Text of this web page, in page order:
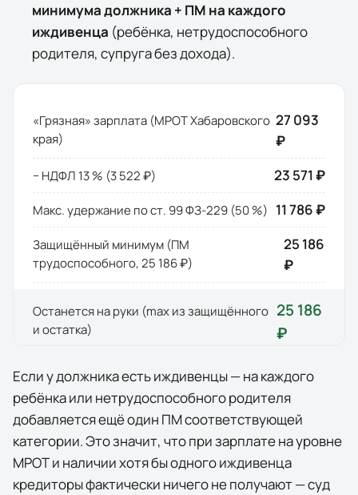
минимума должника + ПМ на каждого
иждивенца (ребёнка, нетрудоспособного
родителя, супруга без дохода).
«Грязная» зарплата (МРОТХабаровского
края)
27 093
₽
− НДФЛ 13 % (3 522 ₽) 23 571 ₽
Макс. удержание по ст. 99 ФЗ-229 (50 %) 11 786 ₽
Защищённый минимум (ПМ
трудоспособного,25 186 ₽)
25 186
₽
Останется на руки (max из защищённого
и остатка)
25 186
₽
Если у должника есть иждивенцы — на каждого
ребёнка или нетрудоспособного родителя
добавляется ещё один ПМ соответствующей
категории. Это значит, что при зарплате на уровне
МРОТ и наличии хотя бы одного иждивенца
кредиторы фактически ничегоне получают — суд